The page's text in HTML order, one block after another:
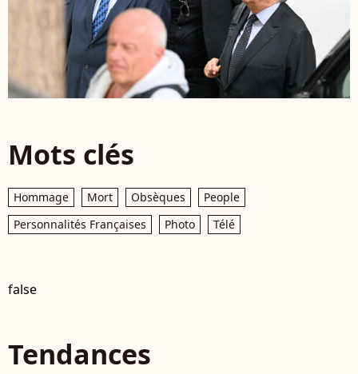
Mots clés
Hommage Mort Obsèques
People
Personnalités Françaises
Photo Télé
false
Tendances